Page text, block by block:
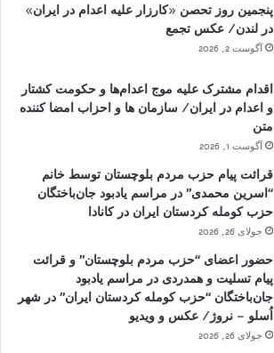
پنجمین روز تحصن «کارزار علیه اعدام در ایران»
در لندن/ عکس تجمع
آگوست 2, 2026
اقدام مشترک علیه موج اعدام‌ها و حکومت کشتار
و اعدام در ایران/ سازمان ها و احزاب امضا کننده
متن
آگوست 1, 2026
قرائت پیام حزب مردم بلوچستان توسط خانم
“اسرین محمدی” در مراسم یادبود جان‌باختگان
حزب کومله کردستان ایران در کانادا
جولای 26, 2026
حضور اعضای “حزب مردم بلوچستان” و قرائت
پیام تسلیت و همدردی در مراسم یادبود
جان‌باختگان “حزب کومله کردستان ایران” در شهر
اُسلو – نروژ/ عکس و ویدیو
جولای 26, 2026